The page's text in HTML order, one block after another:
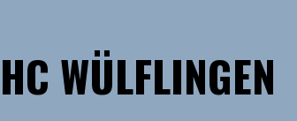
HC WÜLFLINGEN